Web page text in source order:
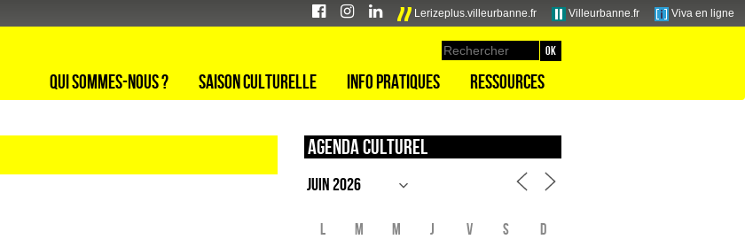
Lerizeplus.villeurbanne.fr Villeurbanne.fr Viva en ligne
Qui sommes-nous ? Saison culturelle Info pratiques Ressources
Agenda culturel
L M M J V S D